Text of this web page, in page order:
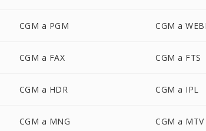
CGM a PGM CGM a
CGM a FAX CGM a FTS
CGM a HDR CGM a IPL
CGM a MNG CGM a MTV